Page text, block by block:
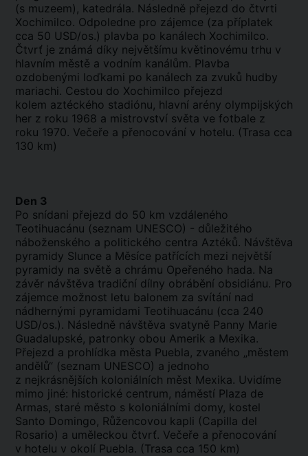
(s muzeem), katedrála. Následně přejezd do čtvrti
Xochimilco. Odpoledne pro zájemce (za příplatek
cca 50 USD/os.) plavba po kanálech Xochimilco.
Čtvrť je známá díky největšímu květinovému trhu v
hlavním městě a vodním kanálům. Plavba
ozdobenými loďkami po kanálech za zvuků hudby
mariachi. Cestou do Xochimilco přejezd
kolem aztéckého stadiónu, hlavní arény olympijských
her z roku 1968 a mistrovství světa ve fotbale z
roku 1970. Večeře a přenocování v hotelu. (Trasa cca
130 km)
Den 3
Po snídani přejezd do 50 km vzdáleného
Teotihuacánu (seznam UNESCO) - důležitého
náboženského a politického centra Aztéků. Návštěva
pyramidy Slunce a Měsíce patřících mezi největší
pyramidy na světě a chrámu Opeřeného hada. Na
závěr návštěva tradiční dílny obrábění obsidiánu. Pro
zájemce možnost letu balonem za svítání nad
nádhernými pyramidami Teotihuacánu (cca 240
USD/os.). Následně návštěva svatyně Panny Marie
Guadalupské, patronky obou Amerik a Mexika.
Přejezd a prohlídka města Puebla, zvaného „městem
andělů“ (seznam UNESCO) a jednoho
z nejkrásnějších koloniálních měst Mexika. Uvidíme
mimo jiné: historické centrum, náměstí Plaza de
Armas, staré město s koloniálními domy, kostel
Santo Domingo, Růžencovou kapli (Capilla del
Rosario) a uměleckou čtvrť. Večeře a přenocování
v hotelu v okolí Puebla. (Trasa cca 150 km)